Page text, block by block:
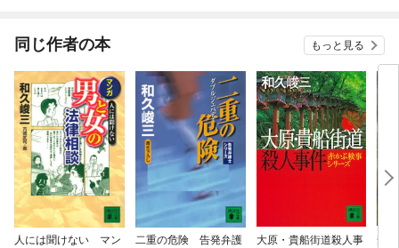
同じ作者の本 もっと見る
人には聞けない マン
二重の危険 告発弁護
大原・貴船街道殺人事
禁